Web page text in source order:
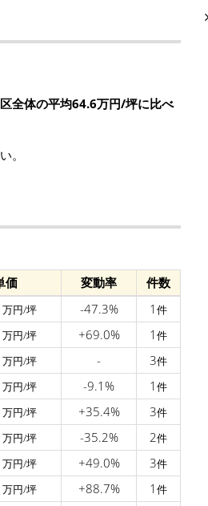
全体の平均64.6万円/坪に比べ
。
価 変動率
件数
万円/坪 -47.3% 1 件
万円/坪 +69.0% 1 件
万円/坪 - 3件
万円/坪 -9.1% 1 件
万円/坪 +35.4% 3件
万円/坪 -35.2% 2件
万円/坪 +49.0% 3件
万円/坪 +88.7% 1 件